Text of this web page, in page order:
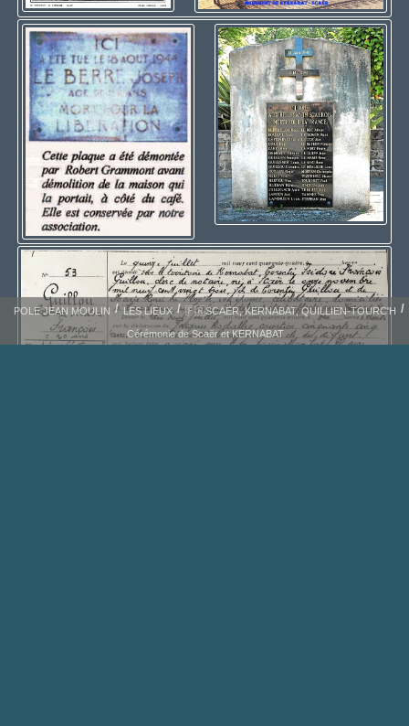
POLE JEAN MOULIN LES LIEUX 🇫🇷SCAËR, KERNABAT, QUILLIEN-TOURC'H
Cérémonie de Scaër et KERNABAT